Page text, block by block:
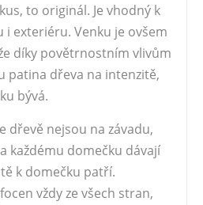
to originál. Je vhodný k
exteriéru. Venku je ovšem
díky povětrnostním vlivům
patina dřeva na intenzitě,
bývá.
dřevě nejsou na závadu,
každému domečku dávají
k domečku patří.
vždy ze všech stran,